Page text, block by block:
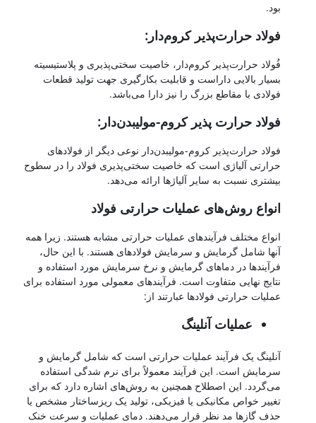
بود.
فولاد حرارت‌پذیر کروم‌دار:
فُولاد حرارت‌پذیر کروم‌دار، خاصیت سختی‌پذیری و پلاستیسیته
بسیار بالایی داراست و قابلیت بکارگیری جهت تولید قطعات
فولادی با مقاطع بزرگ را نیز دارا می‌باشد.
فولاد حرارت پذیر کروم-مولیبدن‌دار:
فولاد حرارت‌پذیر کروم-مولیبدن‌دار نوعی دیگر از فولادهای
حرارتی آلیاژی است که خاصیت سختی‌پذیری فولاد را در سطوح
بیشتری نسبت به سایر آلیاژها ارائه می‌دهد.
انواع روش‌های عملیات حرارتی فولاد
انواع مختلف فرآیندهای عملیات حرارتی مشابه هستند. زیرا همه
آنها شامل گرمایش و سرمایش فولادهای هستند. با این حال،
فرآیندها در دماهای گرمایش و نرخ سرمایش مورد استفاده و
نتایج نهایی متفاوت است. فرآیندهای معمولی مورد استفاده برای
عملیات حرارتی فولادها عبارتند از:
عملیات آنلینگ
آنلینگ یک فرآیند عملیات حرارتی است که شامل گرمایش و
سرمایش است. این فرآیند معمولاً برای نرم شدگی استفاده
می‌گردد. این اصطلاح همچنین به روش‌های اشاره دارد که برای
تغییر خواص مکانیکی یا فیزیکی، تولید یک ریزساختار مشخص یا
حذف گازها مد نظر قرار می‌دهند. دمای عملیات و سرعت خنک